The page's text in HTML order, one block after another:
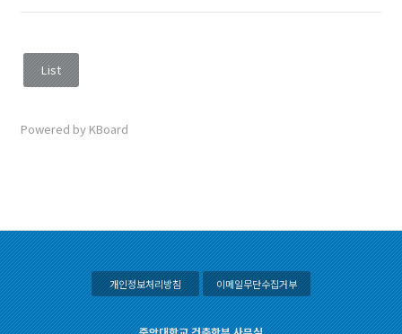
List
Powered by KBoard
개인정보처리방침 이메일무단수집거부